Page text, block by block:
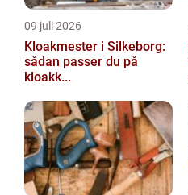
09 juli 2026
Kloakmester i Silkeborg:
sådan passer du på
kloakk...